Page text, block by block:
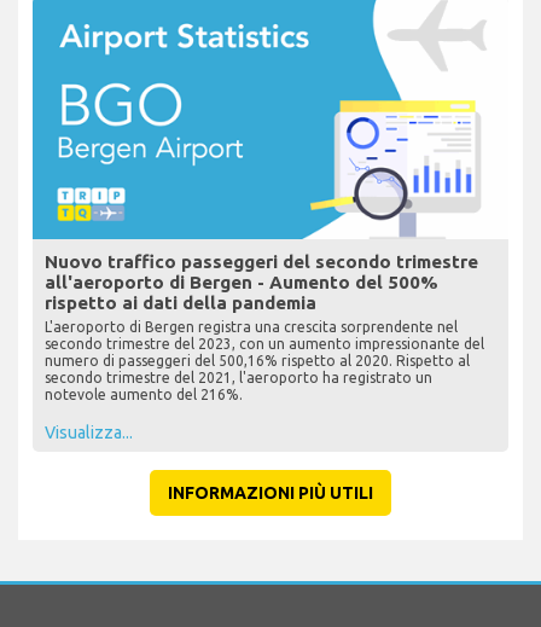
Nuovo traffico passeggeri del secondo trimestre
all'aeroporto di Bergen - Aumento del 500%
rispetto ai dati della pandemia
L'aeroporto di Bergen registra una crescita sorprendente nel
secondo trimestre del 2023, con un aumento impressionante del
numero di passeggeri del 500,16% rispetto al 2020. Rispetto al
secondo trimestre del 2021, l'aeroporto ha registrato un
notevole aumento del 216%.
Visualizza...
INFORMAZIONI PIÙ UTILI